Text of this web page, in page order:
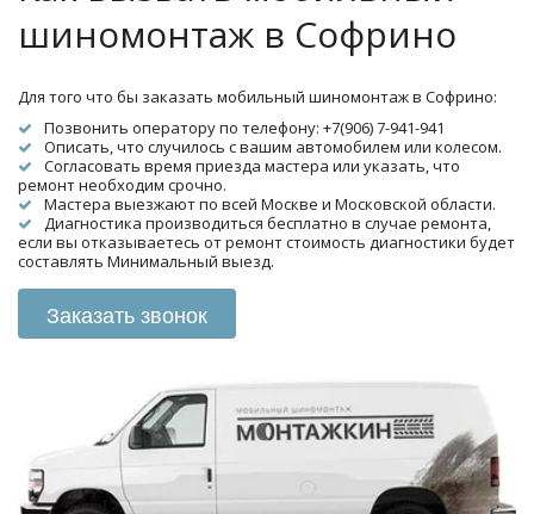
шиномонтаж в Софрино
Для того что бы заказать мобильный шиномонтаж в Софрино:
Позвонить оператору по телефону: +7(906) 7-941-941
Описать, что случилось с вашим автомобилем или колесом.
Согласовать время приезда мастера или указать, что
ремонт необходим срочно.
Мастера выезжают по всей Москве и Московской области.
Диагностика производиться бесплатно в случае ремонта,
если вы отказываетесь от ремонт стоимость диагностики будет
составлять Минимальный выезд.
Заказать звонок